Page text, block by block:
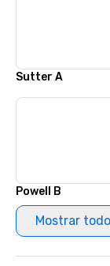
Sutter A
Powell B
Mostrar